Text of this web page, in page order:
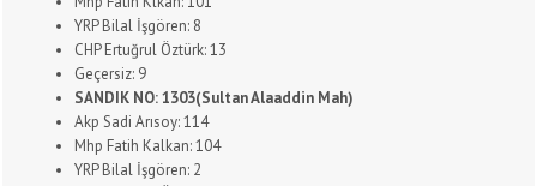
YRP Bilal İşgören: 8
CHP Ertuğrul Öztürk: 13
Geçersiz: 9
SANDIK NO: 1303(Sultan Alaaddin Mah)
Akp Sadi Arısoy: 114
Mhp Fatih Kalkan: 104
YRP Bilal İşgören: 2